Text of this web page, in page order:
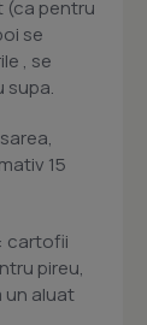
(ca pentru
se
, se
supa.
15
cartofii
pireu,
un aluat